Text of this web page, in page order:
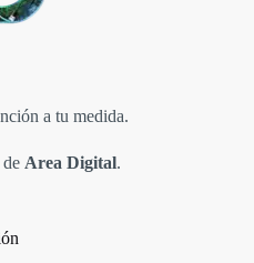
a tu medida.
Area Digital.